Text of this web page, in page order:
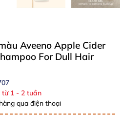
Aveeno Apple Cider
For Dull Hair
1 - 2 tuần
qua điện thoại